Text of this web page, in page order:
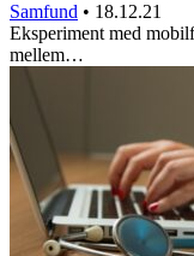
Samfund • 18.12.21
Eksperiment med
mellem…